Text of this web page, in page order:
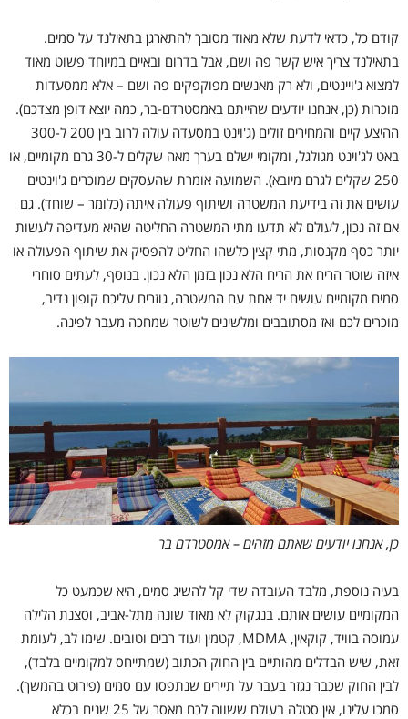
קודם כל, כדאי לדעת שלא מאוד מסובך להתארגן בתאילנד על סמים.
בתאילנד צריך איש קשר פה ושם, אבל בדרום ובאיים במיוחד פשוט מאוד
למצוא ג'ויינטים, ולא רק מאנשים מפוקפקים פה ושם – אלא ממסעדות
מוכרות (כן, אנחנו יודעים שהייתם באמסטרדם-בר, כמה יוצא דופן מצדכם).
ההיצע קיים והמחירים זולים (ג'וינט במסעדה עולה לרוב בין 200 ל-300
באט לג'וינט מגולגל, ומקומי ישלם בערך מאה שקלים ל-30 גרם מקומיים, או
250 שקלים לגרם מיובא). השמועה אומרת שהעסקים שמוכרים ג'וינטים
עושים את זה בידיעת המשטרה ושיתוף פעולה איתה (כלומר – שוחד). גם
אם זה נכון, לעולם לא תדעו מתי המשטרה החליטה שהיא מעדיפה לעשות
יותר כסף מקנסות, מתי קצין כלשהו החליט להפסיק את שיתוף הפעולה או
איזה שוטר הריח את הריח הלא נכון בזמן הלא נכון. בנוסף, לעתים סוחרי
סמים מקומיים עושים יד אחת עם המשטרה, גוזרים עליכם קופון נדיב,
מוכרים לכם ואז מסתובבים ומלשינים לשוטר שמחכה מעבר לפינה.
כן, אנחנו יודעים שאתם מזהים – אמסטרדם בר
בעיה נוספת, מלבד העובדה שדי קל להשיג סמים, היא שכמעט כל
המקומיים עושים אותם. בנגקוק לא מאוד שונה מתל-אביב, וסצנת הלילה
עמוסה בוויד, קוקאין, MDMA, קטמין ועוד רבים וטובים. שימו לב, לעומת
זאת, שיש הבדלים מהותיים בין החוק הכתוב (שמתייחס למקומיים בלבד),
לבין החוק שכבר נגזר בעבר על תיירים שנתפסו עם סמים (פירוט בהמשך).
סמכו עלינו, אין סטלה בעולם ששווה לכם מאסר של 25 שנים בכלא